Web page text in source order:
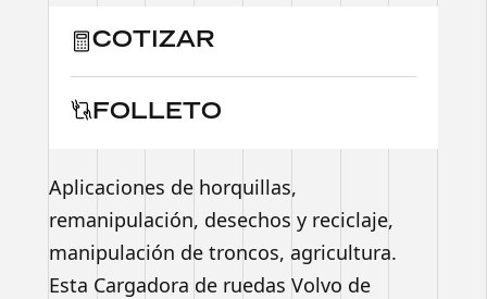
Aplicaciones de horquillas,
remanipulación, desechos y reciclaje,
manipulación de troncos, agricultura.
Esta Cargadora de ruedas Volvo de
COTIZAR
FOLLETO